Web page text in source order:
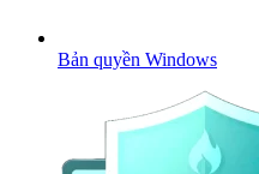
Bản quyền Windows